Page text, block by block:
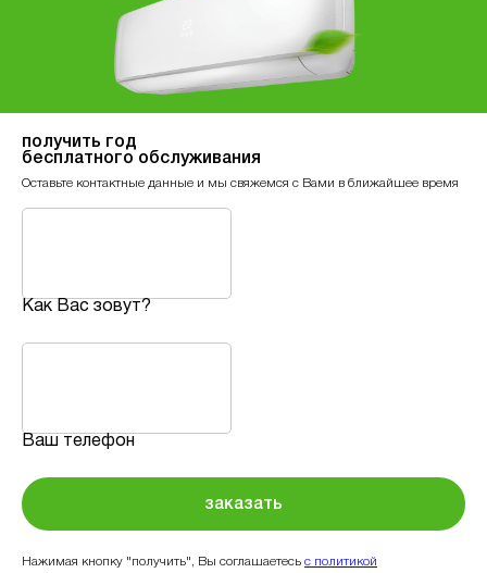
получить год
бесплатного обслуживания
Оставьте контактные данные и мы свяжемся с Вами в ближайшее время
Как Вас зовут?
Ваш телефон
заказать
Нажимая кнопку "получить", Вы соглашаетесь с политикой